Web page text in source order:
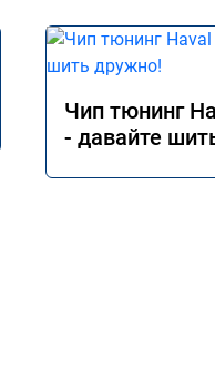
Чип тюнинг
- давайте